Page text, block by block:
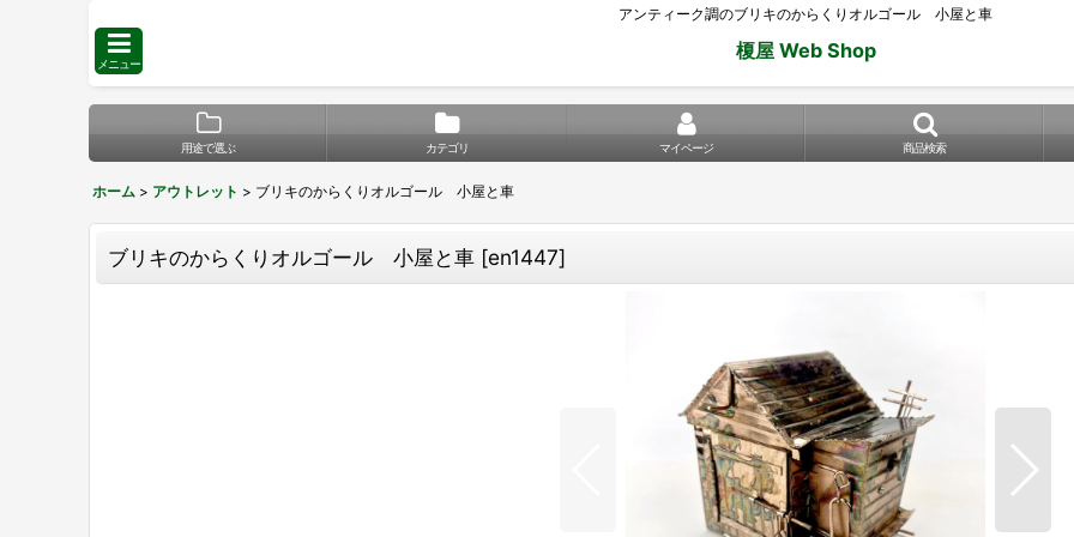
アンティーク調のブリキのからくりオルゴール 小屋と車
メニュー
榎屋 Web Shop
用途で選ぶ カテゴリ マイページ 商品検索
ホーム > アウトレット > ブリキのからくりオルゴール 小屋と車
ブリキのからくりオルゴール 小屋と車 [en1447]